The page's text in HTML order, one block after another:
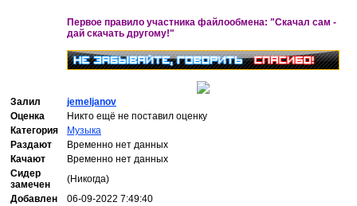
Первое правило участника файлообмена: "Скачал сам -
дай скачать другому!"
Залил
jemeljanov
Оценка
Никто ещё не поставил оценку
Категория
Музыка
Раздают
Временно нет данных
Качают
Временно нет данных
Сидер
замечен
(Никогда)
Добавлен
06-09-2022 7:49:40